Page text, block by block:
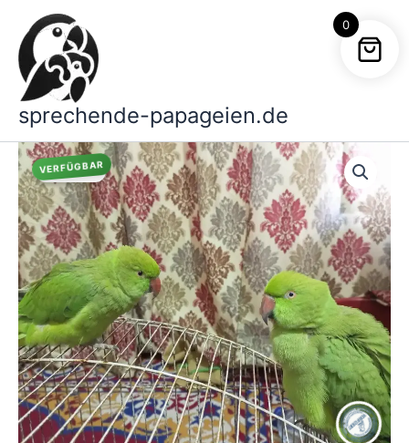
Inhalt
springen
sprechende-papageien.de
Angebot!
VERFÜGBAR
0